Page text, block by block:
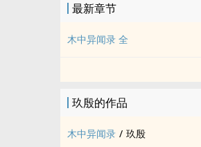
最新章节
木中异闻录 全
玖殷的作品
木中异闻录 / 玖殷